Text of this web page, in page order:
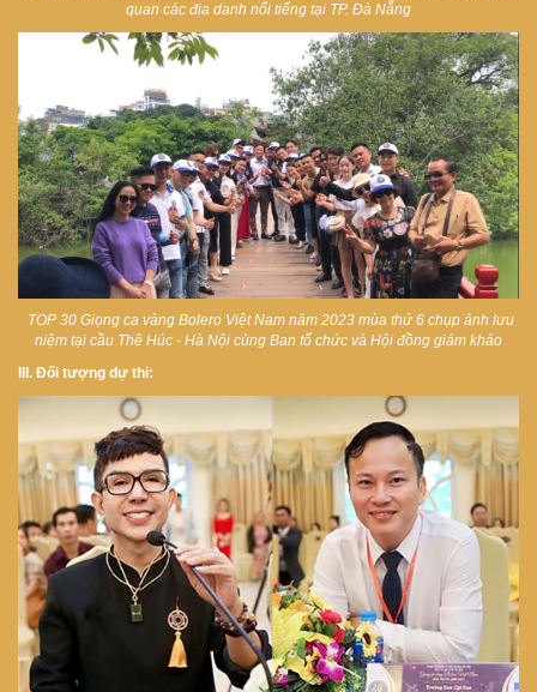
quan các địa danh nổi tiếng tại TP. Đà Nẵng
TOP 30 Giọng ca vàng Bolero Việt Nam năm 2023 mùa thứ 6 chụp ảnh lưu
niệm tại cầu Thê Húc - Hà Nội cùng Ban tổ chức và Hội đồng giám khảo
III. Đối tượng dự thi: